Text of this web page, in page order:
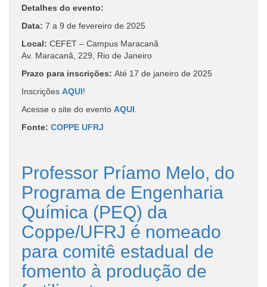
Detalhes do evento:
Data: 7 a 9 de fevereiro de 2025
Local: CEFET – Campus Maracanã
Av. Maracanã, 229, Rio de Janeiro
Prazo para inscrições: Até 17 de janeiro de 2025
Inscrições AQUI!
Acesse o site do evento AQUI
Fonte: COPPE UFRJ
Professor Príamo Melo, do
Programa de Engenharia
Química (PEQ) da
Coppe/UFRJ é nomeado
para comitê estadual de
fomento à produção de